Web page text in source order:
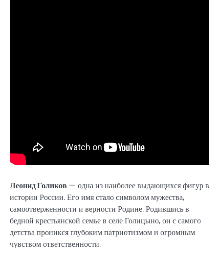
Леонид Голиков — одна из наиболее выдающихся фигур в
истории России. Его имя стало символом мужества,
самоотверженности и верности Родине. Родившись в
бедной крестьянской семье в селе Голицыно, он с самого
детства проникся глубоким патриотизмом и огромным
чувством ответственности.